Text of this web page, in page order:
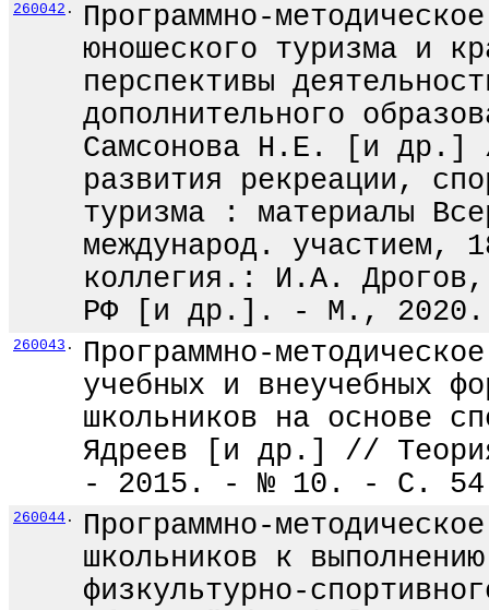
260042 .
Программно-
юношеского туризма и
перспективы
дополнительного
Самсонова Н.Е. [и др.]
развития рекреации,
туризма : материалы
международ.
коллегия.: И.А.
РФ [и др.]. - М., 2020.
260043 .
Программно-
учебных и внеучебных
школьников на основе
Ядреев [и др.] //
- 2015. - № 10. - С.
260044 .
Программно-
школьников к
физкультурно-